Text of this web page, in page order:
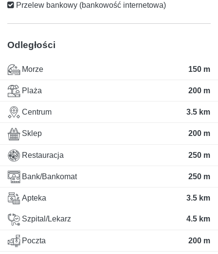
Przelew bankowy (bankowość internetowa)
Odległości
Morze 150 m
Plaża 200 m
Centrum 3.5 km
Sklep 200 m
Restauracja 250 m
Bank/Bankomat 250 m
Apteka 3.5 km
Szpital/Lekarz 4.5 km
Poczta 200 m